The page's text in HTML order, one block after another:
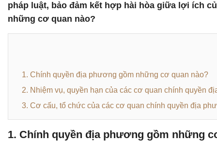
pháp luật, bảo đảm kết hợp hài hòa giữa lợi ích
những cơ quan nào?
1. Chính quyền địa phương gồm những cơ quan nào?
2. Nhiệm vụ, quyền hạn của các cơ quan chính quyền
3. Cơ cấu, tổ chức của các cơ quan chính quyền địa
1. Chính quyền địa phương gồm những